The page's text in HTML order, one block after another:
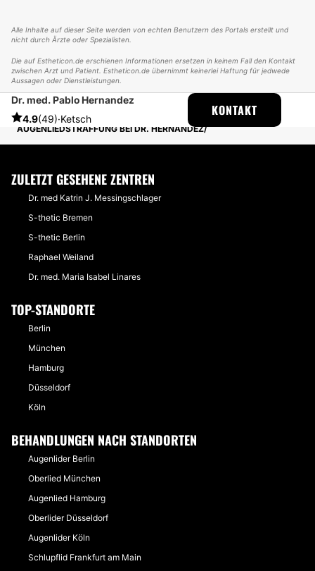
Alle Inhalte auf dieser Seite werden von echten Benutzern des Portals erstellt und
nicht durch Ärzte oder Spezialisten.
Die auf Estheticon.de erschienen Informationen ersetzen in keinem Fall den Kontakt
zwischen Arzt und Patient. Estheticon.de übernimmt keinerlei Haftung für jedwede
Aussagen oder Dienstleistungen.
Dr. med. Pablo Hernandez
4.9(49)·Ketsch
KONTAKT
ESTHETICON
ERFAHRUNGSBERICHTE
ERFAHRUNGSBERICHTE ÜBER AUGENLIDSTRAFFUNG
AUGENLIEDSTRAFFUNG BEI DR. HERNANDEZ
ZULETZT GESEHENE ZENTREN
Dr. med Katrin J. Messingschlager
S-thetic Bremen
S-thetic Berlin
Raphael Weiland
Dr. med. Maria Isabel Linares
TOP-STANDORTE
Berlin
München
Hamburg
Düsseldorf
Köln
BEHANDLUNGEN NACH STANDORTEN
Augenlider Berlin
Oberlied München
Augenlied Hamburg
Oberlider Düsseldorf
Augenlider Köln
Schlupflid Frankfurt am Main